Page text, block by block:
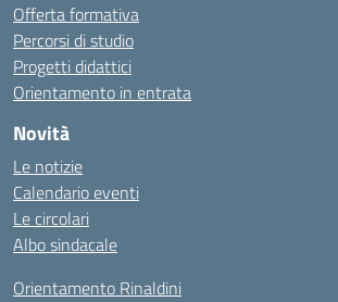
Offerta formativa
Percorsi di studio
Progetti didattici
Orientamento in entrata
Novità
Le notizie
Calendario eventi
Le circolari
Albo sindacale
Orientamento Rinaldini